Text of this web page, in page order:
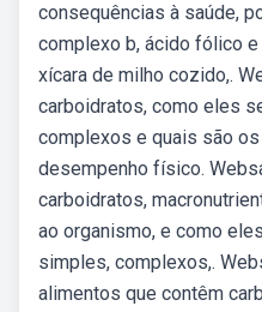
consequências à saúde,
complexo b, ácido fólico
xícara de milho cozido,.
carboidratos, como eles
complexos e quais são
desempenho físico.
carboidratos,
ao organismo, e como
simples, complexos,.
alimentos que contêm